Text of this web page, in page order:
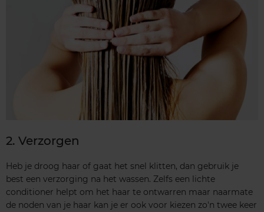
2. Verzorgen
Heb je droog haar of gaat het snel klitten, dan gebruik je
best een verzorging na het wassen. Zelfs een lichte
conditioner helpt om het haar te ontwarren maar naarmate
de noden van je haar kan je er ook voor kiezen zo'n twee keer